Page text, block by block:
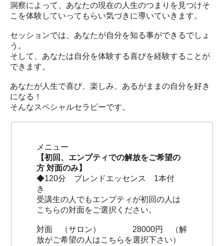
洞察によって、あなたの現在の人生のつまりを見つけそ
こを体験していってもらい気づきに導いていきます。
セッションでは、あなたが自分を知る事ができるでしょ
う。
そして、あなたは自分を体験する喜びを経験することが
できます。
あなたが人生で喜び、楽しみ、あるがままの自分を好き
になる！
そんなスペシャルセラピーです。
メニュー
【初回、エンプティでの解放をご希望の
方 対面のみ】
◆120分 ブレンドエッセンス 1本付
き
受講生の人でもエンプティが初回の人は
こちらの対面をご選択ください。
対面 （サロン） 28000円 （解
放がご希望の人はこちらを選択下さい）